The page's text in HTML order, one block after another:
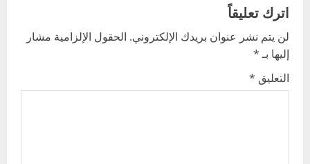
a
v
i
اترك تعليقاً
لن يتم نشر عنوان بريدك الإلكتروني. الحقول الإلزامية مشار
إليها بـ*
التعليق *